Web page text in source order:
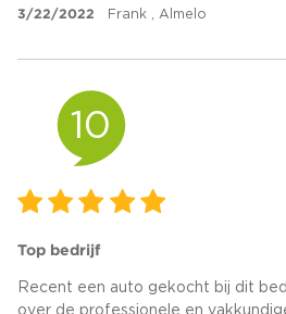
3/22/2022 Frank , Almelo
10
Top bedrijf
Recent een auto gekocht bij dit
over de professionele en